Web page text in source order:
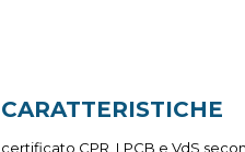
CARATTERISTICHE
certificato CPR, LPCB e VdS